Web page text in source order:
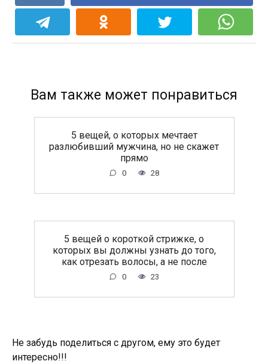
Вам также может понравиться
5 вещей, о которых мечтает
разлюбивший мужчина, но не скажет
прямо
0 28
5 вещей о короткой стрижке, о
которых вы должны узнать до того,
как отрезать волосы, а не после
0 23
Не забудь поделиться с другом, ему это будет
интересно!!!